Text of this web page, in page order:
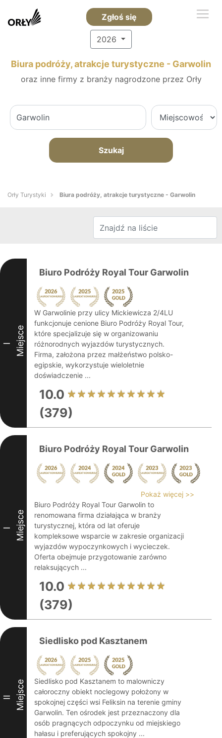
Zgłoś się
2026
Biura podróży, atrakcje turystyczne - Garwolin
oraz inne firmy z branży nagrodzone przez Orły
Szukaj
Orły Turystyki Biura podróży, atrakcje turystyczne - Garwolin
I Miejsce
Biuro Podróży Royal Tour Garwolin
W Garwolinie przy ulicy Mickiewicza 2/4LU
funkcjonuje cenione Biuro Podróży Royal Tour,
które specjalizuje się w organizowaniu
różnorodnych wyjazdów turystycznych.
Firma, założona przez małżeństwo polsko-
egipskie, wykorzystuje wieloletnie
doświadczenie ...
10.0
(379)
I Miejsce
Biuro Podróży Royal Tour Garwolin
Pokaż więcej >>
Biuro Podróży Royal Tour Garwolin to
renomowana firma działająca w branży
turystycznej, która od lat oferuje
kompleksowe wsparcie w zakresie organizacji
wyjazdów wypoczynkowych i wycieczek.
Oferta obejmuje przygotowanie zarówno
relaksujących ...
10.0
(379)
II Miejsce
Siedlisko pod Kasztanem
Siedlisko pod Kasztanem to malowniczy
całoroczny obiekt noclegowy położony w
spokojnej części wsi Feliksin na terenie gminy
Garwolin. Ten ośrodek jest przeznaczony dla
osób pragnących odpoczynku od miejskiego
hałasu i preferujących spokojny ...